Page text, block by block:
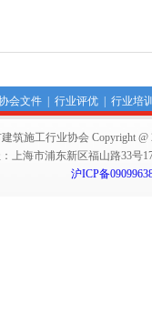
会文件| 行业评优| 行业培
筑施工行业协会 Copyright @
上海市浦东新区福山路33号
沪ICP备